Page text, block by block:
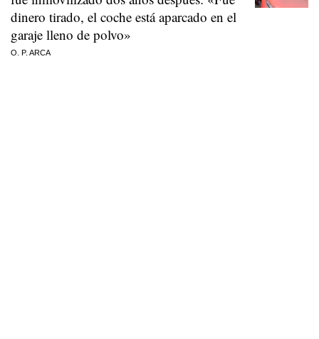
dinero tirado, el coche está aparcado en el
garaje lleno de polvo»
O. P. ARCA